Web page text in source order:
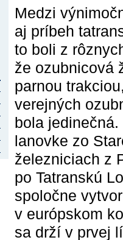
Medzi
aj príbeh
to boli z
že ozubnicová
parnou
verejných
bola
lanovke zo
železniciach z
po Tatranskú
spoločne
v európskom
sa drží v prvej